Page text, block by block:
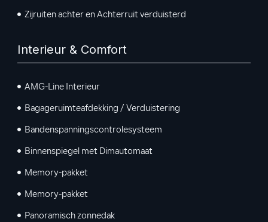
Zijruiten achter en Achterruit verduisterd
Interieur & Comfort
AMG-Line Interieur
Bagageruimteafdekking / Verduistering
Bandenspanningscontrolesysteem
Binnenspiegel met Dimautomaat
Memory-pakket
Memory-pakket
Panoramisch zonnedak